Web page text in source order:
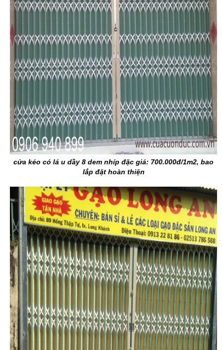
cửa kéo có lá u dầy 8 dem nhíp đặc giá: 700.000đ/1m2, bao
lắp đặt hoàn thiện